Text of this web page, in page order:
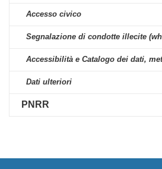
Accesso civico
Segnalazione di condotte illecite
Accessibilità e Catalogo dei dati,
Dati ulteriori
PNRR